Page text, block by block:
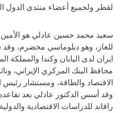
لقطر ولجميع أعضاء منتدى الدول
سعيد محمد حسين عادلي هو الأمين
للغاز، وهو دبلوماسي مخضرم،
ايران لدى اليابان وكندا والمملكة
محافظ البنك المركزي الإيراني،
الاقتصاد والطاقة، ومستشار رئيس
وقد أسس الدكتور عادلي بعد
رافاند للدراسات الاقتصادية